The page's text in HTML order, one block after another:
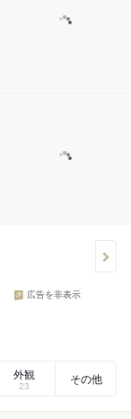
広告を非表示
外観
23
その他